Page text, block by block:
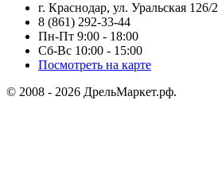
г. Краснодар, ул. Уральская 126/2
8 (861) 292-33-44
Пн-Пт 9:00 - 18:00
Сб-Вс 10:00 - 15:00
Посмотреть на карте
© 2008 - 2026 ДрельМаркет.рф.